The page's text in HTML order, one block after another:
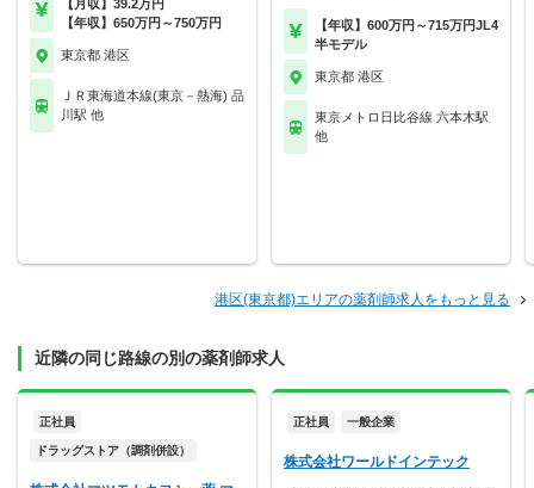
【月収】39.2万円
【年収】650万円～750万円
東京都 港区
ＪＲ東海道本線(東京－熱海) 品
川駅 他
【年収】600万円～715万円JL4
半モデル
東京都 港区
東京メトロ日比谷線 六本木駅
他
港区(東京都)エリアの薬剤師求人をもっと見る
近隣の同じ路線の別の薬剤師求人
正社員
ドラッグストア（調剤併設）
正社員 一般企業
株式会社ワールドインテック